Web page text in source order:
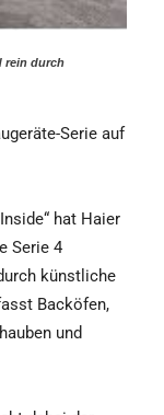
rein durch
Serie auf
hat Haier
Serie 4
künstliche
Backöfen,
und